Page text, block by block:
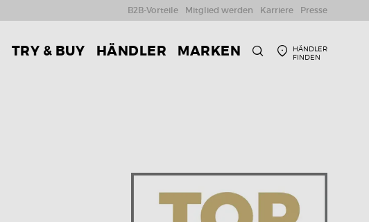
HÄNDLER
FINDEN
TRY & BUY HÄNDLER MARKEN
B2B-Vorteile Mitglied werden Karriere Presse